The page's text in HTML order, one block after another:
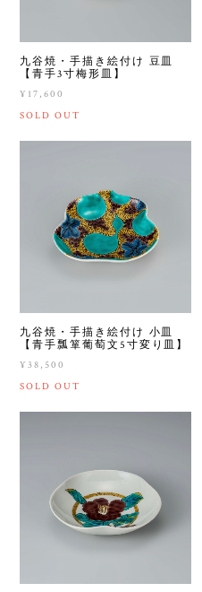
九谷焼・手描き絵付け 豆皿
【青手3寸梅形皿】
¥17,600
SOLD OUT
九谷焼・手描き絵付け 小皿
【青手瓢箪葡萄文5寸変り皿】
¥38,500
SOLD OUT